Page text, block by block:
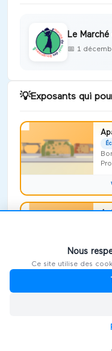
Le
📅 1
💡Exposants qui
Nous
Ce site utilise des